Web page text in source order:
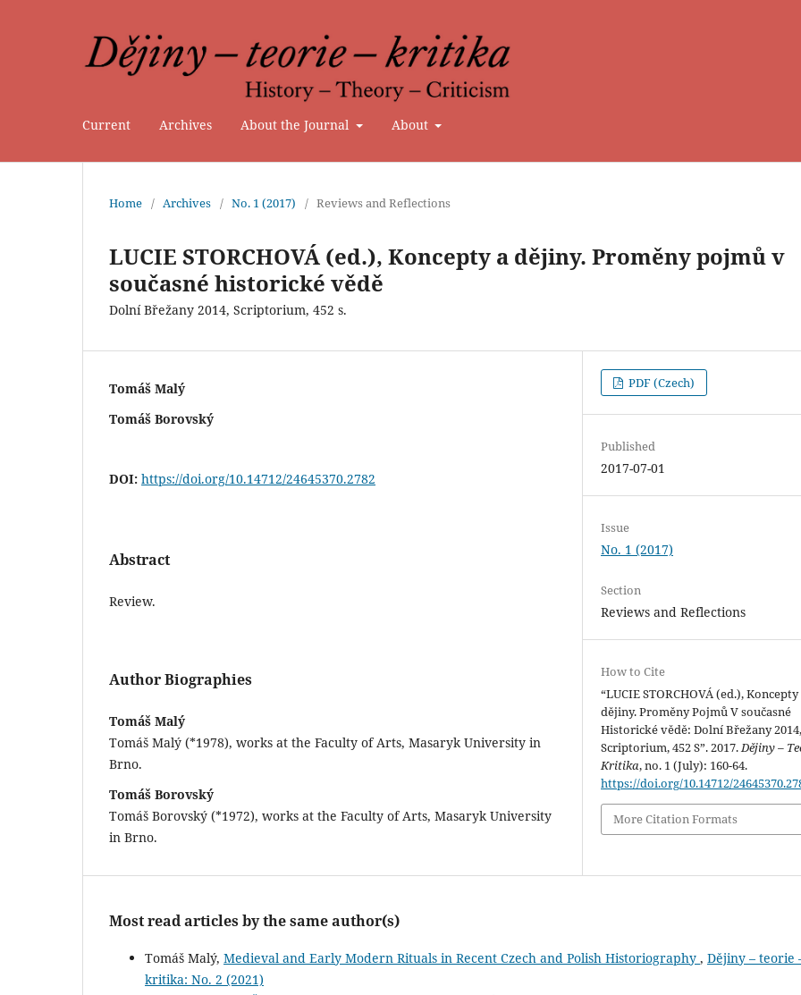
Current Archives About the Journal About
Home / Archives / No. 1 (2017) / Reviews and Reflections
LUCIE STORCHOVÁ (ed.), Koncepty a dějiny. Proměny pojmů v
současné historické vědě
Dolní Břežany 2014, Scriptorium, 452 s.
Tomáš Malý
Tomáš Borovský
DOI: https://doi.org/10.14712/24645370.2782
Abstract
Review.
Author Biographies
Tomáš Malý
Tomáš Malý (*1978), works at the Faculty of Arts, Masaryk University in
Brno.
Tomáš Borovský
Tomáš Borovský (*1972), works at the Faculty of Arts, Masaryk University
in Brno.
PDF (Czech)
Published
2017-07-01
Issue
No. 1 (2017)
Section
Reviews and Reflections
How to Cite
“LUCIE STORCHOVÁ (ed.), Koncepty
dějiny. Proměny Pojmů V současné
Historické vědě: Dolní Břežany 2014,
Scriptorium, 452 S”. 2017.Dějiny –
Kritika, no. 1 (July): 160-64.
https://doi.org/10.14712/
More Citation Formats
Most read articles by the same author(s)
Tomáš Malý, Medieval and Early Modern Rituals in Recent Czech and Polish Historiography , Dějiny – teorie
kritika: No. 2 (2021)